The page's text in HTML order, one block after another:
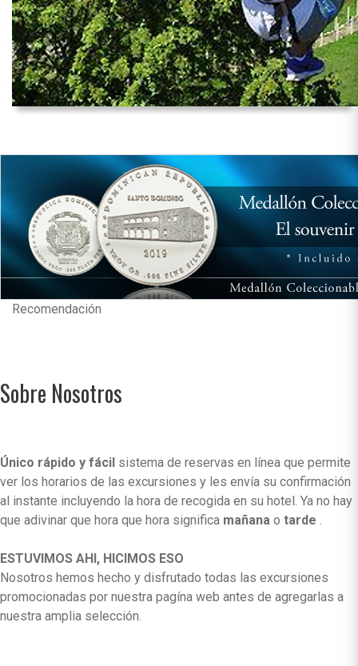
Recomendación
Sobre Nosotros
Único rápido y fácil sistema de reservas en línea que permite
ver los horarios de las excursiones y les envía su confirmación
al instante incluyendo la hora de recogida en su hotel. Ya no hay
que adivinar que hora que hora significa mañana o tarde .
ESTUVIMOS AHI, HICIMOS ESO
Nosotros hemos hecho y disfrutado todas las excursiones
promocionadas por nuestra pagína web antes de agregarlas a
nuestra amplia selección.